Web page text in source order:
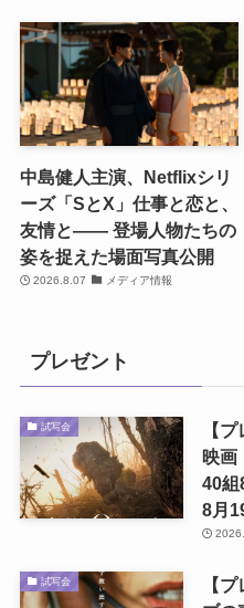
中島健人主演、Netflixシリ
ーズ「SとX」仕事と恋と、
友情と―― 登場人物たちの
姿を捉えた場面写真公開
2026.8.07 メディア情報
プレゼント
試写会
【
映画
40組
8月
試写会
【